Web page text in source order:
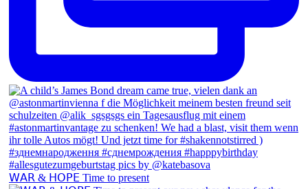
𝖶𝖠𝖱 & 𝖧𝖮𝖯𝖤 Time to present